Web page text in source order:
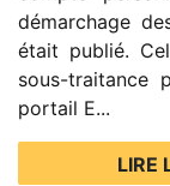
démarchage
était publié.
sous-traitance
portail E...
LIRE